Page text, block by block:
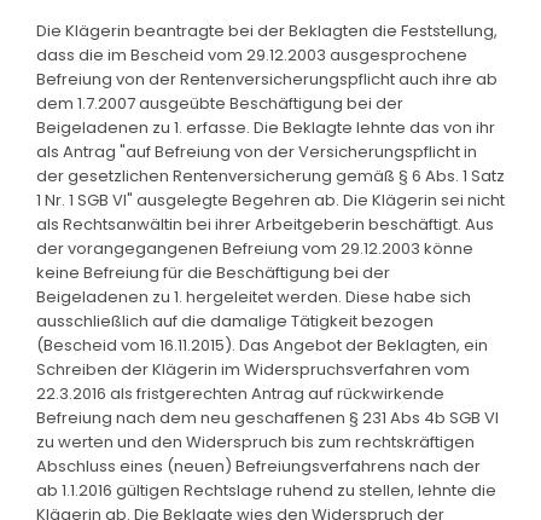
Die Klägerin beantragte bei der Beklagten die Feststellung,
dass die im Bescheid vom 29.12.2003 ausgesprochene
Befreiung von der Rentenversicherungspflicht auch ihre ab
dem 1.7.2007 ausgeübte Beschäftigung bei der
Beigeladenen zu 1. erfasse. Die Beklagte lehnte das von ihr
als Antrag "auf Befreiung von der Versicherungspflicht in
der gesetzlichen Rentenversicherung gemäß § 6 Abs. 1 Satz
1 Nr. 1 SGB VI" ausgelegte Begehren ab. Die Klägerin sei nicht
als Rechtsanwältin bei ihrer Arbeitgeberin beschäftigt. Aus
der vorangegangenen Befreiung vom 29.12.2003 könne
keine Befreiung für die Beschäftigung bei der
Beigeladenen zu 1. hergeleitet werden. Diese habe sich
ausschließlich auf die damalige Tätigkeit bezogen
(Bescheid vom 16.11.2015). Das Angebot der Beklagten, ein
Schreiben der Klägerin im Widerspruchsverfahren vom
22.3.2016 als fristgerechten Antrag auf rückwirkende
Befreiung nach dem neu geschaffenen § 231 Abs 4b SGB VI
zu werten und den Widerspruch bis zum rechtskräftigen
Abschluss eines (neuen) Befreiungsverfahrens nach der
ab 1.1.2016 gültigen Rechtslage ruhend zu stellen, lehnte die
Klägerin ab. Die Beklagte wies den Widerspruch der